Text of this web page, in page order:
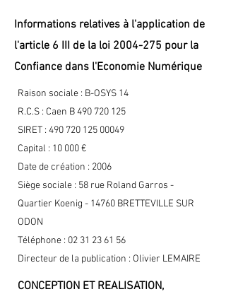
Informations relatives à l'application de
l'article 6 III de la loi 2004-275 pour la
Confiance dans l'Economie Numérique
Raison sociale : B-OSYS 14
R.C.S : Caen B490 720 125
SIRET : 490 720 125 00049
Capital : 10 000 €
Date de création : 2006
Siège sociale : 58 rue Roland Garros -
Quartier Koenig - 14760 BRETTEVILLE SUR
ODON
Téléphone : 02 31 23 61 56
Directeur de la publication : Olivier LEMAIRE
CONCEPTION ET REALISATION,